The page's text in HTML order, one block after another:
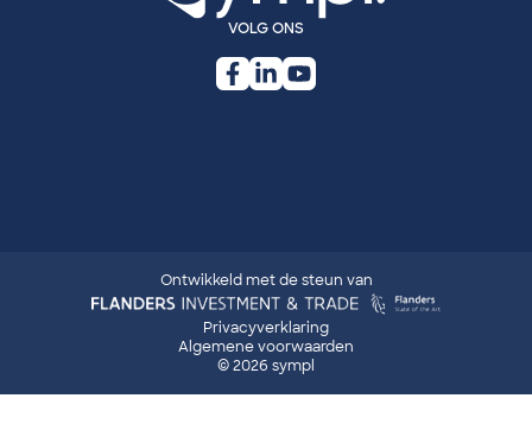
VOLG ONS
Ontwikkeld met de steun van
sympl: Legal navigationPrivacyverklaring
Algemene voorwaarden
©2026 sympl